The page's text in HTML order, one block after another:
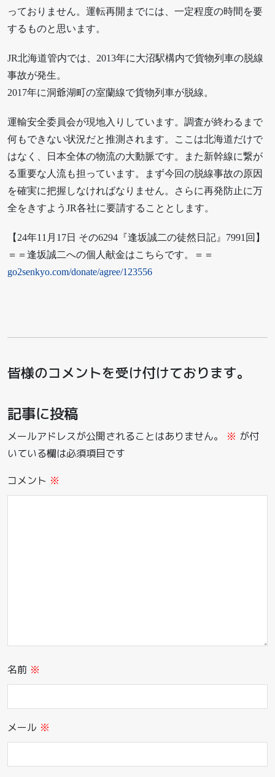
っておりません。運転再開までには、一定程度の時間を要
するものと思います。
JR北海道管内では、2013年に大沼駅構内で貨物列車の脱線
事故が発生。
2017年に洞爺湖町の室蘭線で貨物列車が脱線。
運輸安全委員会が現地入りしています。調査が終わるまで
何もできない状況だと推測されます。ここは北海道だけで
はなく、日本全体の物流の大動脈です。また新幹線に繋が
る重要な人流も担っています。まず今回の脱線事故の原因
を確実に把握しなければなりません。さらに再発防止に万
全をきすようJR各社に要請することとします。
【24年11月17日 その6294『逢坂誠二の徒然日記』7991回】
＝＝逢坂誠二への個人献金はこちらです。＝＝
go2senkyo.com/donate/agree/123556
皆様のコメントを受け付けております。
記事に投稿
メールアドレスが公開されることはありません。 ※ が付
いている欄は必須項目です
コメント ※
名前 ※
メール ※